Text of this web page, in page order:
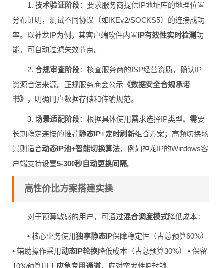
1. 技术验证阶段：要求服务商提供IP地址库的地理位置
分布证明，测试不同协议（如IKEv2/SOCKS5）的连接成功
率。以神龙IP为例，其客户端软件内置IP有效性实时检测功
能，可自动过滤失效节点。
2. 合规审查阶段：核查服务商的ISP经营资质，确认IP
资源合法来源。正规服务商会公示 《数据安全合规承诺
书》 ，明确用户数据存储和传输规范。
3. 场景适配阶段：根据具体使用需求选择IP类型。需要
长期稳定连接的推荐静态IP+定时刷新组合方案；高频切换场
景则适合动态IP池+智能切换算法，例如神龙IP的Windows客
户端支持设置5-300秒自动更换间隔。
高性价比方案搭建实操
对于预算敏感的用户，可通过混合调度模式降低成本：
• 核心业务使用独享静态IP保障稳定性（占总预算60%）
• 辅助操作采用动态IP轮换降低成本（占总预算30%） • 保留
10%预算用于应急专用通道，应对突发性IP封锁